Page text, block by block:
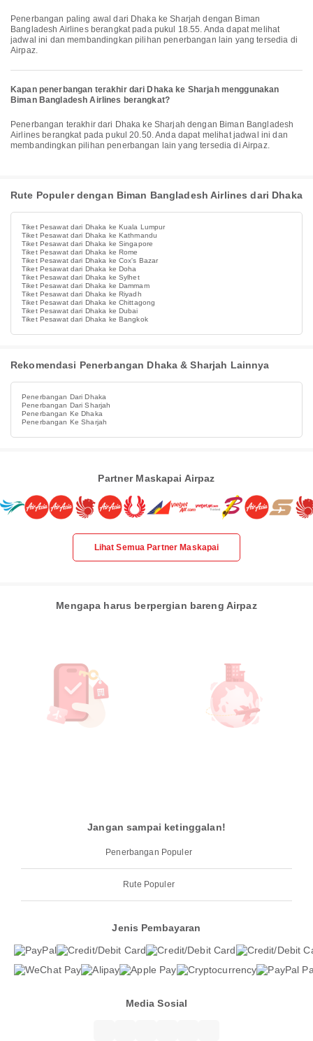
Penerbangan paling awal dari Dhaka ke Sharjah dengan Biman
Bangladesh Airlines berangkat pada pukul 18.55. Anda dapat melihat
jadwal ini dan membandingkan pilihan penerbangan lain yang tersedia di
Airpaz.
Kapan penerbangan terakhir dari Dhaka ke Sharjah menggunakan
Biman Bangladesh Airlines berangkat?
Penerbangan terakhir dari Dhaka ke Sharjah dengan Biman Bangladesh
Airlines berangkat pada pukul 20.50. Anda dapat melihat jadwal ini dan
membandingkan pilihan penerbangan lain yang tersedia di Airpaz.
Rute Populer dengan Biman Bangladesh Airlines dari Dhaka
Tiket Pesawat dari Dhaka ke Kuala Lumpur
Tiket Pesawat dari Dhaka ke Kathmandu
Tiket Pesawat dari Dhaka ke Singapore
Tiket Pesawat dari Dhaka ke Rome
Tiket Pesawat dari Dhaka ke Cox's Bazar
Tiket Pesawat dari Dhaka ke Doha
Tiket Pesawat dari Dhaka ke Sylhet
Tiket Pesawat dari Dhaka ke Dammam
Tiket Pesawat dari Dhaka ke Riyadh
Tiket Pesawat dari Dhaka ke Chittagong
Tiket Pesawat dari Dhaka ke Dubai
Tiket Pesawat dari Dhaka ke Bangkok
Rekomendasi Penerbangan Dhaka & Sharjah Lainnya
Penerbangan Dari Dhaka
Penerbangan Dari Sharjah
Penerbangan Ke Dhaka
Penerbangan Ke Sharjah
Partner Maskapai Airpaz
Lihat Semua Partner Maskapai
Mengapa harus berpergian bareng Airpaz
Jangan sampai ketinggalan!
Penerbangan Populer
Rute Populer
Jenis Pembayaran
Media Sosial